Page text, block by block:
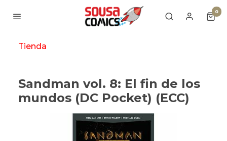
0
Tienda
Sandman vol. 8: El fin de los
mundos (DC Pocket) (ECC)